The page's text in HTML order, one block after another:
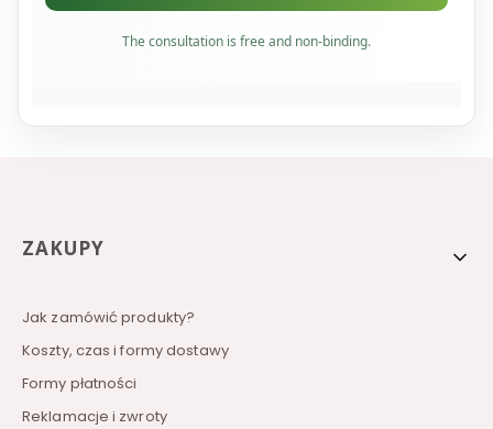
Linki w stopce
ZAKUPY
Jak zamówić produkty?
Koszty, czas i formy dostawy
Formy płatności
Reklamacje i zwroty